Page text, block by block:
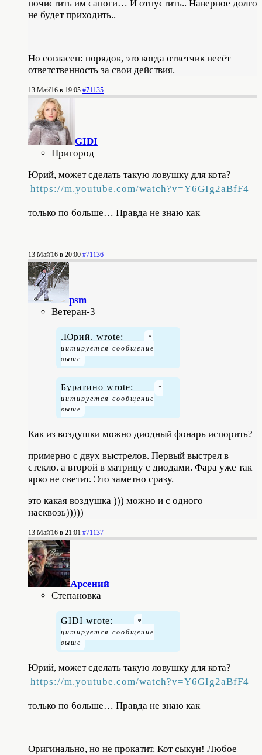
почистить им сапоги… И отпустить.. Наверное долго
не будет приходить..
Но согласен: порядок, это когда ответчик несёт
ответственность за свои действия.
13 Май'16 в 19:05 #71135
GIDI
Пригород
Юрий, может сделать такую ловушку для кота?
https://m.youtube.com/watch?v=Y6GIg2aBfF4
только по больше… Правда не знаю как
13 Май'16 в 20:00 #71136
psm
Ветеран-3
.Юрий. wrote:
Буратино wrote:
Как из воздушки можно диодный фонарь испорить?
примерно с двух выстрелов. Первый выстрел в
стекло. а второй в матрицу с диодами. Фара уже так
ярко не светит. Это заметно сразу.
это какая воздушка ))) можно и с одного
насквозь)))))
13 Май'16 в 21:01 #71137
Арсений
Степановка
GIDI wrote:
Юрий, может сделать такую ловушку для кота?
https://m.youtube.com/watch?v=Y6GIg2aBfF4
только по больше… Правда не знаю как
Оригинально, но не прокатит. Кот сыкун! Любое